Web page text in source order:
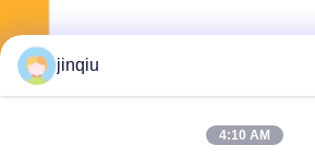
jinqiu
4:10 AM